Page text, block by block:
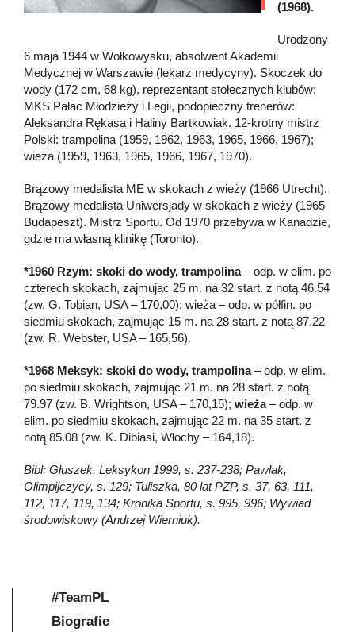
(1968).
Urodzony
6 maja 1944 w Wołkowysku, absolwent Akademii
Medycznej w Warszawie (lekarz medycyny). Skoczek do
wody (172 cm, 68 kg), reprezentant stołecznych klubów:
MKS Pałac Młodzieży i Legii, podopieczny trenerów:
Aleksandra Rękasa i Haliny Bartkowiak. 12-krotny mistrz
Polski: trampolina (1959, 1962, 1963, 1965, 1966, 1967);
wieża (1959, 1963, 1965, 1966, 1967, 1970).
Brązowy medalista ME w skokach z wieży (1966 Utrecht).
Brązowy medalista Uniwersjady w skokach z wieży (1965
Budapeszt). Mistrz Sportu. Od 1970 przebywa w Kanadzie,
gdzie ma własną klinikę (Toronto).
*1960 Rzym: skoki do wody, trampolina– odp. w elim. po
czterech skokach, zajmując 25 m. na 32 start. z notą 46.54
(zw. G. Tobian, USA – 170,00); wieża – odp. w półfin. po
siedmiu skokach, zajmując 15 m. na 28 start. z notą 87.22
(zw. R. Webster, USA – 165,56).
*1968 Meksyk: skoki do wody, trampolina– odp. w elim.
po siedmiu skokach, zajmując 21 m. na 28 start. z notą
79.97 (zw. B. Wrightson, USA – 170,15); wieża– odp. w
elim. po siedmiu skokach, zajmując 22 m. na 35 start. z
notą 85.08 (zw. K. Dibiasi, Włochy – 164,18).
Bibl: Głuszek, Leksykon 1999, s. 237-238; Pawlak,
Olimpijczycy, s. 129; Tuliszka, 80 lat PZP, s. 37, 63, 111,
112, 117, 119, 134; Kronika Sportu, s. 995, 996; Wywiad
środowiskowy (Andrzej Wierniuk).
#TeamPL
Biografie